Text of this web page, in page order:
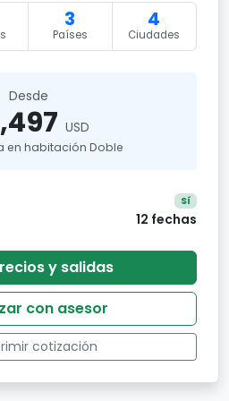
3
Países
4
Ciudades
Desde
USD
en habitación Doble
Sí
12 fechas
y salidas
con asesor
cotización